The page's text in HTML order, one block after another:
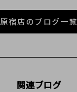
原宿店のブログ一覧
関連ブログ